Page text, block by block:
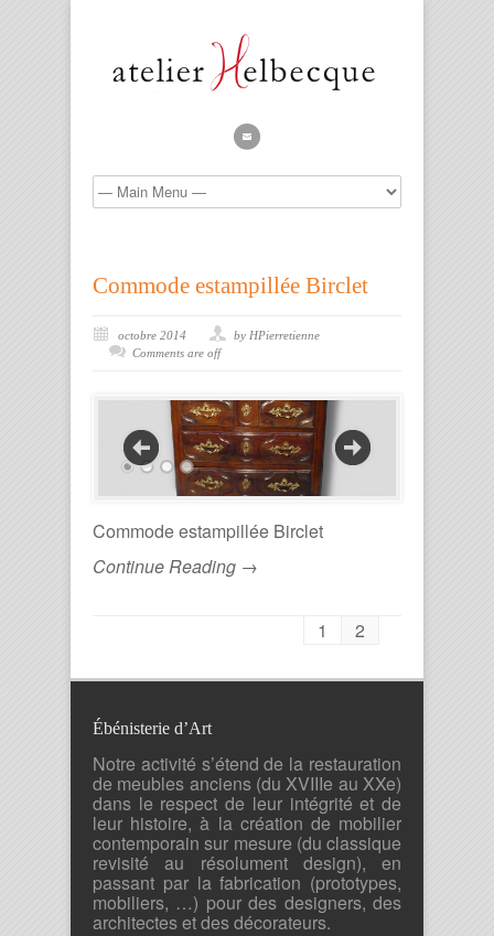
Commode estampillée Birclet
octobre 2014
by HPierretienne
Comments are off
Commode estampillée Birclet
Continue Reading →
1 2
Ébénisterie d’Art
Notre activité s’étend de la restauration
de meubles anciens (du XVIIIe au XXe)
dans le respect de leur intégrité et de
leur histoire, à la création de mobilier
contemporain sur mesure (du classique
revisité au résolument design), en
passant par la fabrication (prototypes,
mobiliers, …) pour des designers, des
architectes et des décorateurs.